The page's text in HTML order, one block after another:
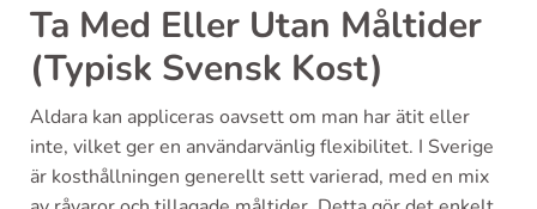
Ta Med Eller Utan Måltider
(Typisk Svensk Kost)
Aldara kan appliceras oavsett om man har ätit eller
inte, vilket ger en användarvänlig flexibilitet. I Sverige
är kosthållningen generellt sett varierad, med en mix